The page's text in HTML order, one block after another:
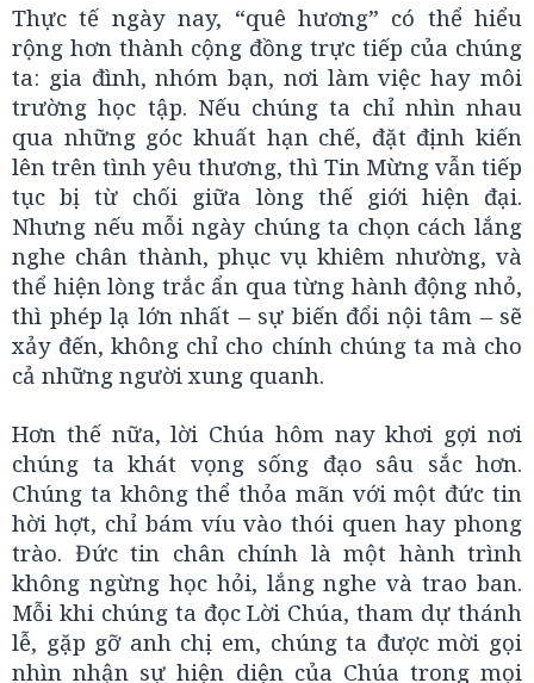
Thực tế ngày nay, “quê hương” có thể hiểu
rộng hơn thành cộng đồng trực tiếp của chúng
ta: gia đình, nhóm bạn, nơi làm việc hay môi
trường học tập. Nếu chúng ta chỉ nhìn nhau
qua những góc khuất hạn chế, đặt định kiến
lên trên tình yêu thương, thì Tin Mừng vẫn tiếp
tục bị từ chối giữa lòng thế giới hiện đại.
Nhưng nếu mỗi ngày chúng ta chọn cách lắng
nghe chân thành, phục vụ khiêm nhường, và
thể hiện lòng trắc ẩn qua từng hành động nhỏ,
thì phép lạ lớn nhất – sự biến đổi nội tâm – sẽ
xảy đến, không chỉ cho chính chúng ta mà cho
cả những người xung quanh.
Hơn thế nữa, lời Chúa hôm nay khơi gợi nơi
chúng ta khát vọng sống đạo sâu sắc hơn.
Chúng ta không thể thỏa mãn với một đức tin
hời hợt, chỉ bám víu vào thói quen hay phong
trào. Đức tin chân chính là một hành trình
không ngừng học hỏi, lắng nghe và trao ban.
Mỗi khi chúng ta đọc Lời Chúa, tham dự thánh
lễ, gặp gỡ anh chị em, chúng ta được mời gọi
nhìn nhận sự hiện diện của Chúa trong mọi